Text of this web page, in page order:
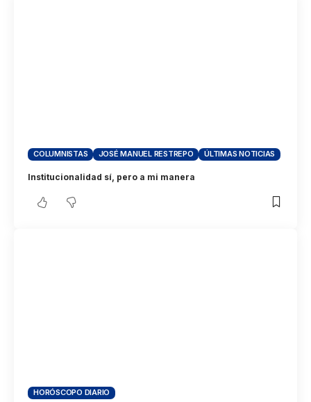
COLUMNISTAS JOSÉ MANUEL RESTREPO ÚLTIMAS NOTICIAS
Institucionalidad sí, pero a mi manera
HORÓSCOPO DIARIO